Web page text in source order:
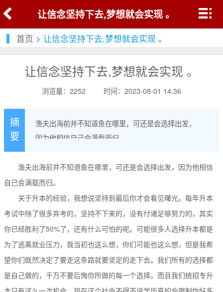
让信念坚持下去,梦想就会实现 。
首页 >让信念坚持下去,梦想就会实现 。
让信念坚持下去,梦想就会实现 。
浏览量：2252 时间：2023-08-01 14:36
摘
要
渔夫出海前并不知道鱼在哪里，可还是会选择出发，
因为他相信自己会满载而归。
渔夫出海前并不知道鱼在哪里，可还是会选择出发，因为他相信
自己会满载而归。
关于升本的经验，我想说坚持到最后你才会看见曙光。每年升本
考试中除了很多弃考的，坚持不下来的，没有付诸足够努力的，其实
你已经胜利了50%了，还有什么可怕的呢。可能很多人选择升本都是
为了逃离就业压力，我当初也这么想，你们可能也这么想，但是我希
望你们既然决定了要走这条路就要坚定的走下去。我们所有的选择都
是自己做的，千万不要后悔你所做的每一个选择。而且我们统招专升